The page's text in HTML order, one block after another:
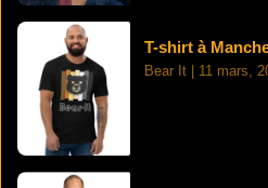
T-shirt à
Bear It 11 mars,